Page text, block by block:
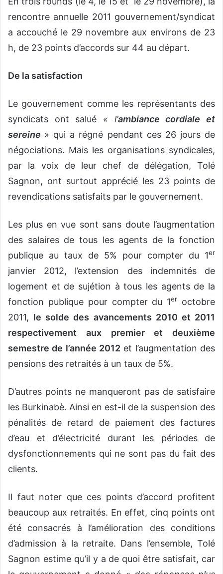
rencontre annuelle 2011 gouvernement/syndicat
a accouché le 29 novembre aux environs de 23
h, de 23 points d’accords sur 44 au départ.
De la satisfaction
Le gouvernement comme les représentants des
syndicats ont salué « l’ambiance cordiale et
sereine » qui a régné pendant ces 26 jours de
négociations. Mais les organisations syndicales,
par la voix de leur chef de délégation, Tolé
Sagnon, ont surtout apprécié les 23 points de
revendications satisfaits par le gouvernement.
Les plus en vue sont sans doute l’augmentation
des salaires de tous les agents de la fonction
publique au taux de 5% pour compter du 1er
janvier 2012, l’extension des indemnités de
logement et de sujétion à tous les agents de la
fonction publique pour compter du 1er
octobre
2011, le solde des avancements 2010 et 2011
respectivement aux premier et deuxième
semestre de l’année 2012 et l’augmentation des
pensions des retraités à un taux de 5%.
D’autres points ne manqueront pas de satisfaire
les Burkinabè. Ainsi en est-il de la suspension des
pénalités de retard de paiement des factures
d’eau et d’électricité durant les périodes de
dysfonctionnements qui ne sont pas du fait des
clients.
Il faut noter que ces points d’accord profitent
beaucoup aux retraités. En effet, cinq points ont
été consacrés à l’amélioration des conditions
d’admission à la retraite. Dans l’ensemble, Tolé
Sagnon estime qu’il y a de quoi être satisfait, car